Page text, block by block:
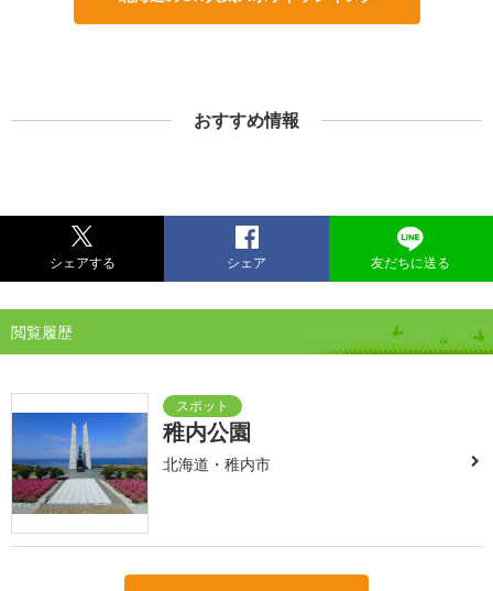
おすすめ情報
シェアする シェア 友だちに送る
閲覧履歴
稚内公園
北海道・稚内市